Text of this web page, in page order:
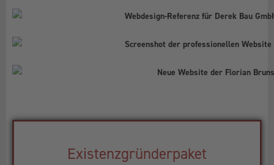
Existenzgründerpaket